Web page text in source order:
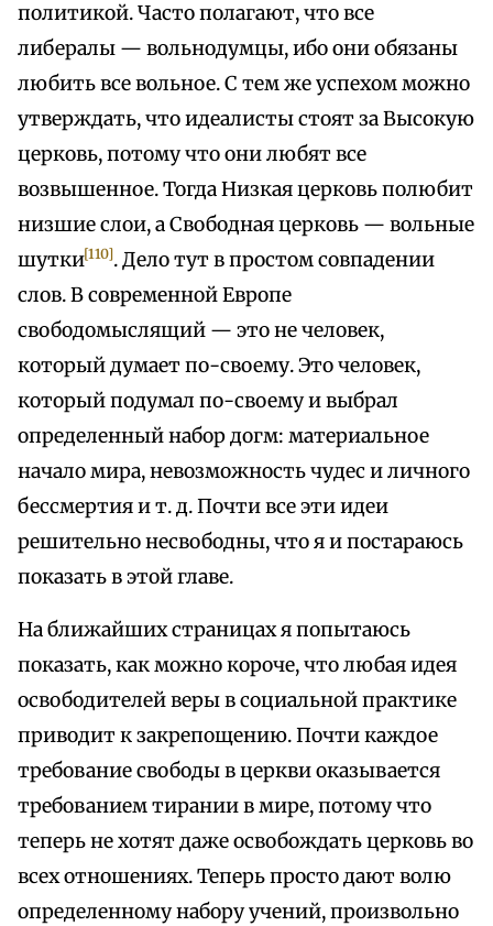
политикой. Часто полагают, что все
либералы — вольнодумцы, ибо они обязаны
любить все вольное. С тем же успехом можно
утверждать, что идеалисты стоят за Высокую
церковь, потому что они любят все
возвышенное. Тогда Низкая церковь полюбит
низшие слои, а Свободная церковь — вольные
шутки[110]. Дело тут в простом совпадении
слов. В современной Европе
свободомыслящий — это не человек,
который думает по-своему. Это человек,
который подумал по-своему и выбрал
определенный набор догм: материальное
начало мира, невозможность чудес и личного
бессмертия и т. д. Почти все эти идеи
решительно несвободны, что я и постараюсь
показать в этой главе.
На ближайших страницах я попытаюсь
показать, как можно короче, что любая идея
освободителей веры в социальной практике
приводит к закрепощению. Почти каждое
требование свободы в церкви оказывается
требованием тирании в мире, потому что
теперь не хотят даже освобождать церковь во
всех отношениях. Теперь просто дают волю
определенному набору учений, произвольно